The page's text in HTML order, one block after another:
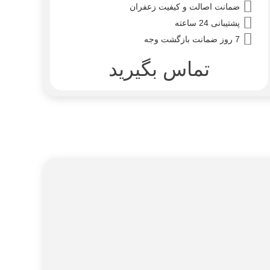
ضمانت اصالت و کیفیت زعفران
پشتیبانی 24 ساعته
7 روز ضمانت بازگشت وجه
تماس بگیرید